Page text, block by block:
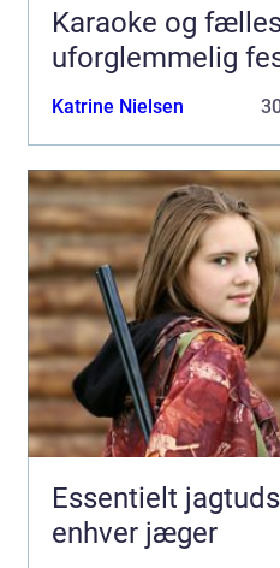
Karaoke og
uforglemmelig
Katrine Nielsen
Essentielt
enhver jæger